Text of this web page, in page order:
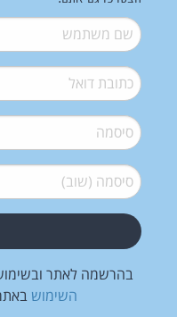
שם משתמש*
דואל*
סיסמה*
סיסמה (שוב)*
בהרשמה לאתר
השימוש